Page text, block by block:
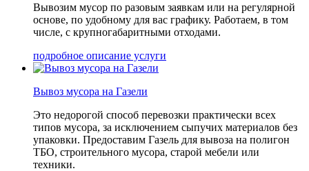
Вывозим мусор по разовым заявкам или на регулярной
основе, по удобному для вас графику. Работаем, в том
числе, с крупногабаритными отходами.
подробное описание услуги
Вывоз мусора на Газели
Это недорогой способ перевозки практически всех
типов мусора, за исключением сыпучих материалов без
упаковки. Предоставим Газель для вывоза на полигон
ТБО, строительного мусора, старой мебели или
техники.